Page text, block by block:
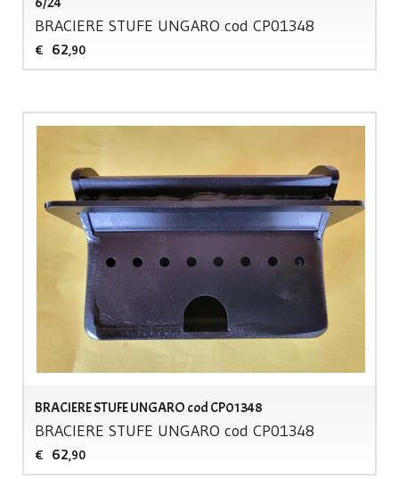
BRACIERE STUFE UNGARO cod CP01348
€ 62,90
BRACIERE STUFE UNGARO cod CP01348
BRACIERE STUFE UNGARO cod CP01348
€ 62,90